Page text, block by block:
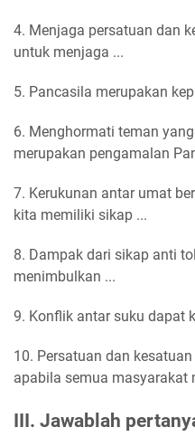
4. Menjaga persatuan dan
untuk menjaga ...
5. Pancasila merupakan
6. Menghormati teman
merupakan pengamalan
7. Kerukunan antar umat
kita memiliki sikap ...
8. Dampak dari sikap anti
menimbulkan ...
9. Konflik antar suku dapat
10. Persatuan dan
apabila semua masyarakat
III. Jawablah